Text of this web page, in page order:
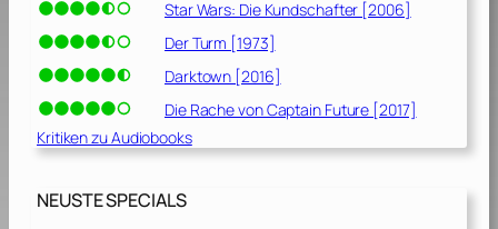
Star Wars: Die Kundschafter [2006]
Der Turm [1973]
Darktown [2016]
Die Rache von Captain Future [2017]
Kritiken zu Audiobooks
NEUSTE SPECIALS